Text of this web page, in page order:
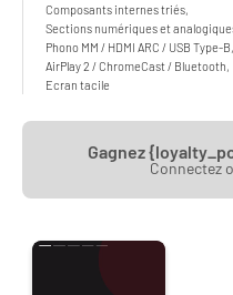
Composants internes triés,
Sections numériques et
Phono MM / HDMI ARC / USB Type-B,
AirPlay 2 / ChromeCast / Bluetooth,
Ecran tacile
Gagnez
Connectez